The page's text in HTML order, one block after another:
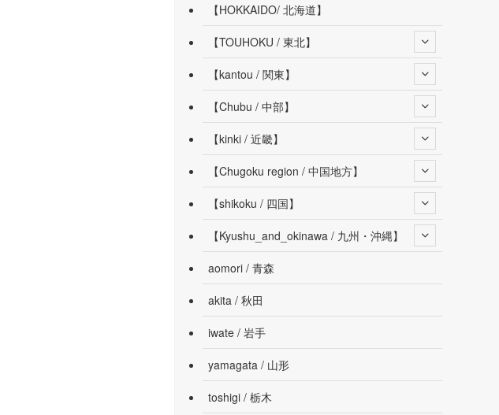
【HOKKAIDO/ 北海道】
【TOUHOKU / 東北】
【kantou / 関東】
【Chubu / 中部】
【kinki / 近畿】
【Chugoku region / 中国地方】
【shikoku / 四国】
【Kyushu_and_okinawa / 九州・沖縄】
aomori / 青森
akita / 秋田
iwate / 岩手
yamagata / 山形
toshigi / 栃木